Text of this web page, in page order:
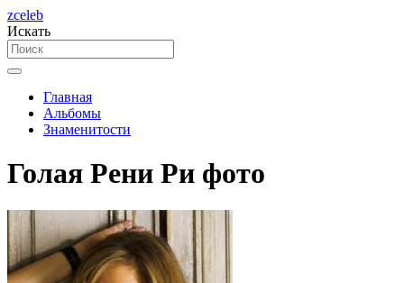
zceleb
Искать
Главная
Альбомы
Знаменитости
Голая Рени Ри фото